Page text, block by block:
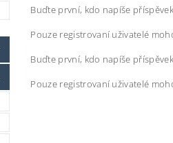
Buďte první, kdo napíše
Pouze registrovaní uživatelé
Buďte první, kdo napíše
Pouze registrovaní uživatelé